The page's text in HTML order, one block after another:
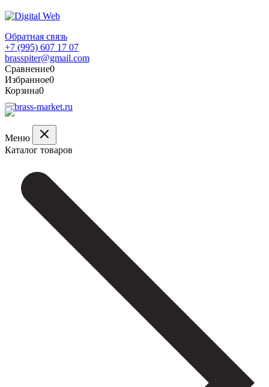
Обратная связь
+7 (995) 607 17 07
brasspiter@gmail.com
Сравнение0
Избранное0
Корзина0
Меню
Каталог товаров